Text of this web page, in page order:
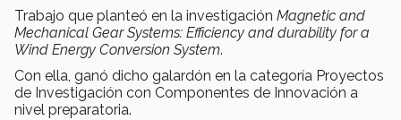
Trabajo que planteó en la investigación Magnetic and
Mechanical Gear Systems: Efficiency and durability for a
Wind Energy Conversion System.
Con ella, ganó dicho galardón en la categoría Proyectos
de Investigación con Componentes de Innovación a
nivel preparatoria.